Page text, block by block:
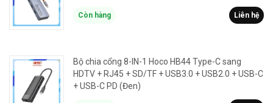
Còn hàng Liên hệ
Bộ chia cổng 8-IN-1 Hoco HB44 Type-C sang
HDTV + RJ45 + SD/TF + USB3.0 + USB2.0 + USB-C
+ USB-C PD (Đen)